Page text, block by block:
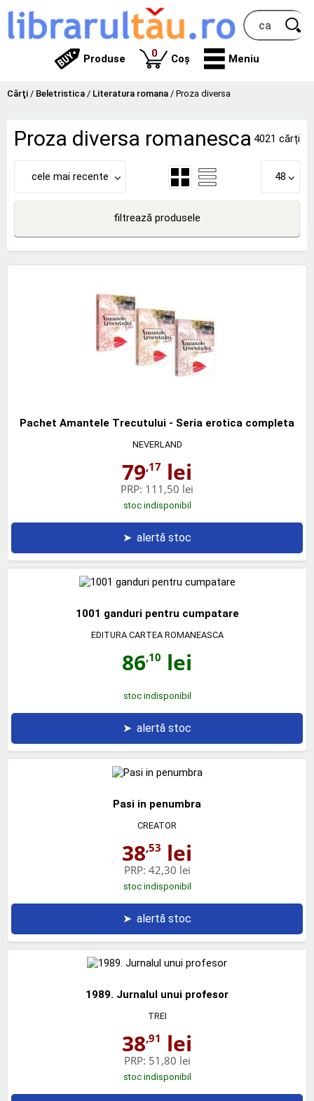
Produse 0produse
Coș Meniu
Cărţi / Beletristica / Literatura romana / Proza diversa
Proza diversa romanesca 4021 cărți
cele mai recente 48
filtrează produsele
Pachet Amantele Trecutului - Seria erotica completa
NEVERLAND
79,17 lei
PRP: 111,50 lei
stoc indisponibil
➤ alertă stoc
1001 ganduri pentru cumpatare
EDITURA CARTEA ROMANEASCA
86,10 lei
stoc indisponibil
➤ alertă stoc
Pasi in penumbra
CREATOR
38,53 lei
PRP: 42,30 lei
stoc indisponibil
➤ alertă stoc
1989. Jurnalul unui profesor
TREI
38,91 lei
PRP: 51,80 lei
stoc indisponibil